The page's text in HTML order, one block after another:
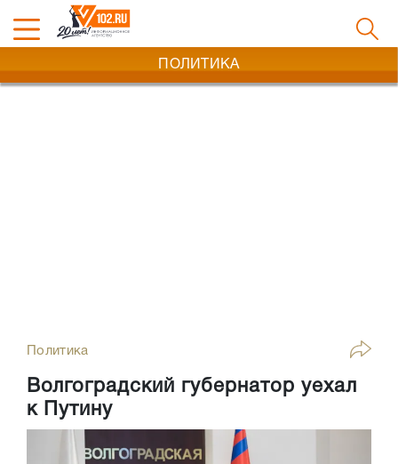
ПОЛИТИКА
Политика
Волгоградский губернатор уехал
к Путину